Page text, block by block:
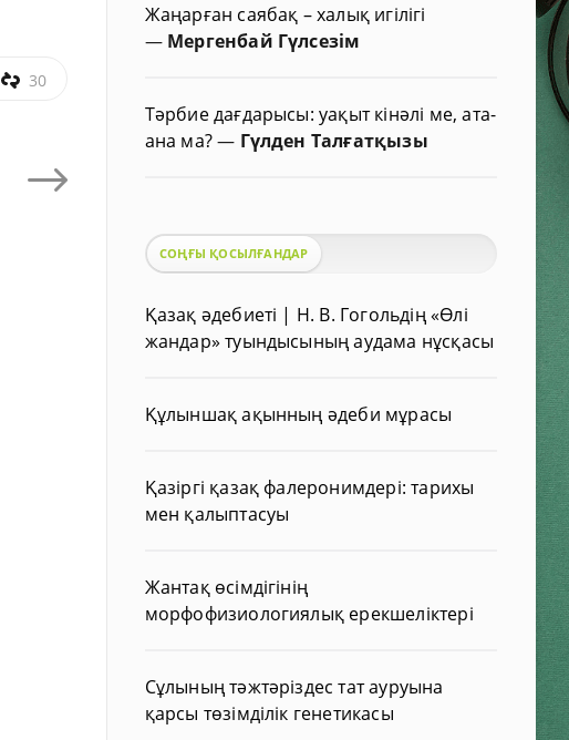
30
Жаңарған саябақ – халық игілігі
— Мергенбай Гүлсезім
Тәрбие дағдарысы: уақыт кінәлі ме, ата-
ана ма?— Гүлден Талғатқызы
СОҢҒЫ ҚОСЫЛҒАНДАР
Қазақ әдебиеті | Н. В. Гогольдің «Өлі
жандар» туындысының аудама нұсқасы
Құлыншақ ақынның әдеби мұрасы
Қазіргі қазақ фалеронимдері: тарихы
мен қалыптасуы
Жантақ өсімдігінің
морфофизиологиялық ерекшеліктері
Сұлының тәжтәріздес тат ауруына
қарсы төзімділік генетикасы